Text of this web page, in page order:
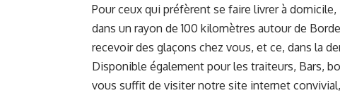
Pour ceux qui préfèrent se faire livrer à domicile,
dans un rayon de 100 kilomètres autour de
recevoir des glaçons chez vous, et ce, dans la
Disponible également pour les traiteurs, Bars,
vous suffit de visiter notre site internet